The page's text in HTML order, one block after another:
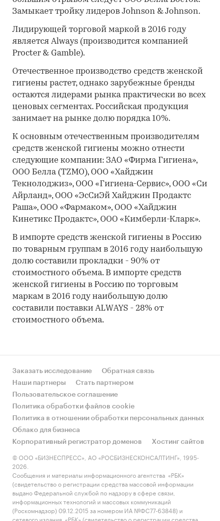
Замыкает тройку лидеров Johnson & Johnson.
Лидирующей торговой маркой в 2016 году
является Always (производится компанией
Procter & Gamble).
Отечественное производство средств женской
гигиены растет, однако зарубежные бренды
остаются лидерами рынка практически во всех
ценовых сегментах. Российская продукция
занимает на рынке долю порядка 10%.
К основным отечественным производителям
средств женской гигиены можно отнести
следующие компании: ЗАО «Фирма Гигиена»,
ООО Белла (TZMO), ООО «Хайджин
Текнолоджиз», ООО «Гигиена-Сервис», ООО «Си
Айрланд», ООО «ЭсСиЭй Хайджин Продактс
Раша», ООО «Фармаком», ООО «Хайджин
Кинетикс Продактс», ООО «Кимберли-Кларк».
В импорте средств женской гигиены в Россию
по товарным группам в 2016 году наибольшую
долю составили прокладки - 90% от
стоимостного объема. В импорте средств
женской гигиены в Россию по торговым
маркам в 2016 году наибольшую долю
составили поставки ALWAYS - 28% от
стоимостного объема.
Заказать исследование
Обратная связь
Наши партнеры
Стать партнером
Пользовательское соглашение
Политика обработки файлов cookie
Политика в отношении обработки персональных данных
Облако для бизнеса
Корпоративный регистратор доменов
Хостинг сайтов
© ООО «БИЗНЕСПРЕСС», АО «РОСБИЗНЕСКОНСАЛТИНГ», 1995-
2026.
Сообщения и материалы информационного агентства «РБК»
(свидетельство о регистрации средства массовой информации
выдано Федеральной службой по надзору в сфере связи,
информационных технологий и массовых коммуникаций
(Роскомнадзор) 09.12.2015 за номером ИА №ФС77-63848) и
сетевого издания «РБК» (свидетельство о регистрации средства